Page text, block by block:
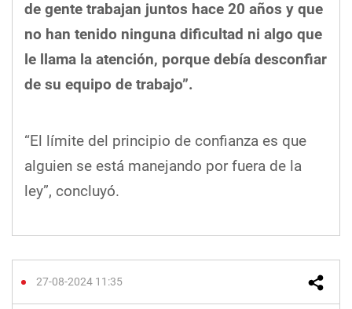
de gente trabajan juntos hace 20 años y que
no han tenido ninguna dificultad ni algo que
le llama la atención, porque debía desconfiar
de su equipo de trabajo”.
“El límite del principio de confianza es que
alguien se está manejando por fuera de la
ley”, concluyó.
27-08-2024 11:35